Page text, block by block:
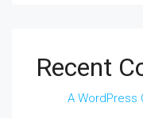
Recent
A WordPress